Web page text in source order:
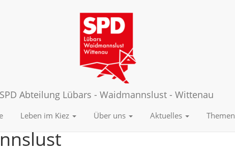
SPD Abteilung Lübars - Waidmannslust - Wittenau
Leben im Kiez Über uns Aktuelles Themen